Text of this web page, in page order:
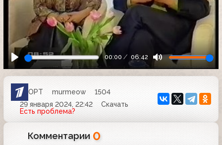
00:00 06:42
ОРТ murmeow
1504
29 января 2024, 22:42
Скачать
Есть проблема?
Комментарии 0